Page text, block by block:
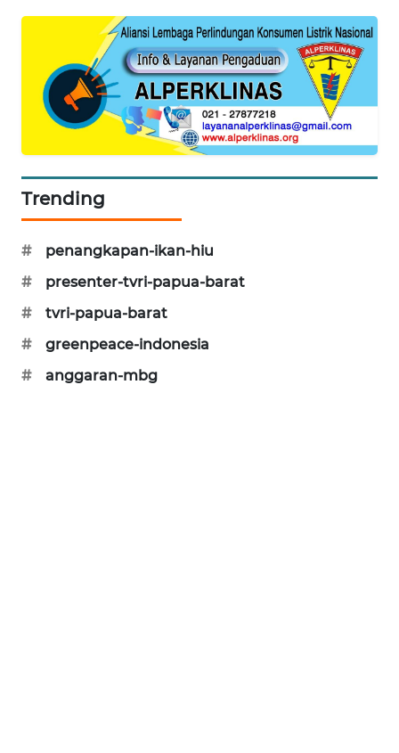
Trending
#
penangkapan-ikan-hiu
#
presenter-tvri-papua-barat
#
tvri-papua-barat
#
greenpeace-indonesia
#
anggaran-mbg
BERAMPU
NEWS
NEWS
ID
NEWS
SONYA